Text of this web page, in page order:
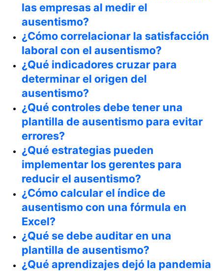
las empresas al medir el
ausentismo?
¿Cómo correlacionar la satisfacción
laboral con el ausentismo?
¿Qué indicadores cruzar para
determinar el origen del
ausentismo?
¿Qué controles debe tener una
plantilla de ausentismo para evitar
errores?
¿Qué estrategias pueden
implementar los gerentes para
reducir el ausentismo?
¿Cómo calcular el índice de
ausentismo con una fórmula en
Excel?
¿Qué se debe auditar en una
plantilla de ausentismo?
¿Qué aprendizajes dejó la pandemia